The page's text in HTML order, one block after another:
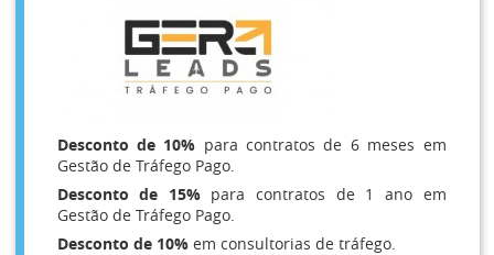
Desconto de 10% para contratos de 6 meses em
Gestão de Tráfego Pago.
Desconto de 15%para contratos de 1 ano em
Gestão de Tráfego Pago.
Desconto de 10%em consultorias de tráfego.